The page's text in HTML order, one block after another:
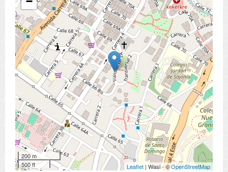
200 m
500 ft
Leaflet | Wasi - ©OpenStreetMap